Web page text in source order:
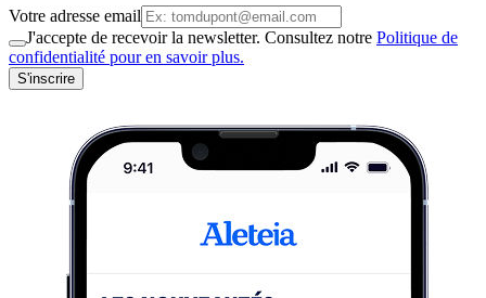
Votre adresse email
J'accepte de recevoir la newsletter. Consultez notre Politique de
confidentialité pour en savoir plus.
S'inscrire